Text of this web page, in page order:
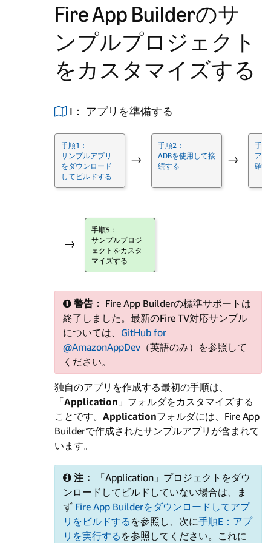
Fire App Builderのサ
ンプルプロジェクト
をカスタマイズする
I： アプリを準備する
手順1：
サンプルアプリ
をダウンロード
してビルドする
→
手順2：
ADBを使用して接
続する
→
手順
ア
確認
→
手順5：
サンプルプロジ
ェクトをカスタ
マイズする
警告： Fire App Builderの標準サポートは
終了しました。最新のFire TV対応サンプル
については、 GitHub for
@AmazonAppDev（英語のみ）を参照して
ください。
独自のアプリを作成する最初の手順は、
「Application 」フォルダをカスタマイズする
ことです。 Applicationフォルダには、Fire App
Builderで作成されたサンプルアプリが含まれて
います。
注：
「Application」プロジェクトをダウ
ンロードしてビルドしていない場合は、ま
ず Fire App Builderをダウンロードしてアプ
リをビルドする を参照し、次に手順E：アプ
リを実行する を参照してください。これに